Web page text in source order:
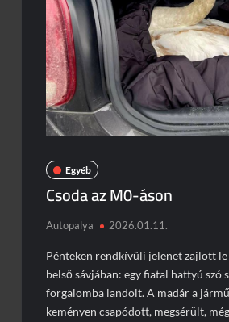
Nem ússzuk meg baleset nélkül
Ilyet ritkán látni
Brutális
Megdöbbentő jelenetek Zuglóban
Egyéb
Csoda az M0-áson
Autopalya 2026.01.11.
Pénteken rendkívüli jelenet zajlott
belső sávjában: egy fiatal hattyú szó
forgalomba landolt. A madár a
keményen csapódott, megsérült,